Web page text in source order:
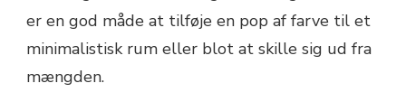
er en god måde at tilføje en pop af farve til et
minimalistisk rum eller blot at skille sig ud fra
mængden.